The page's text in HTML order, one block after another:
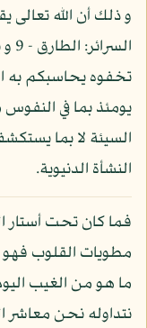
و ذلك أن الله
يومئذ بما في
السيئة لا بما
النشأة الدنيوية.
فما كان تحت أستار
مطويات القلوب
ما هو من الغيب
نتداوله نحن معاشر